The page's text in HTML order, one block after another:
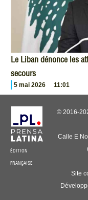
Le Liban dénonce les
secours
5 mai 2026 11:01
ÉDITION
FRANÇAISE
© 2016-
Calle E
Site